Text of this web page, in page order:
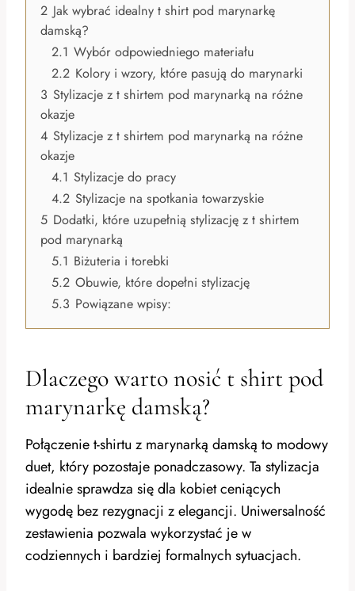
2 Jak wybrać idealny t shirt pod marynarkę
damską?
2.1 Wybór odpowiedniego materiału
2.2 Kolory i wzory, które pasują do marynarki
3 Stylizacje z t shirtem pod marynarką na różne
okazje
4 Stylizacje z t shirtem pod marynarką na różne
okazje
4.1 Stylizacje do pracy
4.2 Stylizacje na spotkania towarzyskie
5 Dodatki, które uzupełnią stylizację z t shirtem
pod marynarką
5.1 Biżuteria i torebki
5.2 Obuwie, które dopełni stylizację
5.3 Powiązane wpisy:
Dlaczego warto nosić t shirt pod
marynarkę damską?
Połączenie t-shirtu z marynarką damską to modowy
duet, który pozostaje ponadczasowy. Ta stylizacja
idealnie sprawdza się dla kobiet ceniących
wygodę bez rezygnacji z elegancji. Uniwersalność
zestawienia pozwala wykorzystać je w
codziennych i bardziej formalnych sytuacjach.